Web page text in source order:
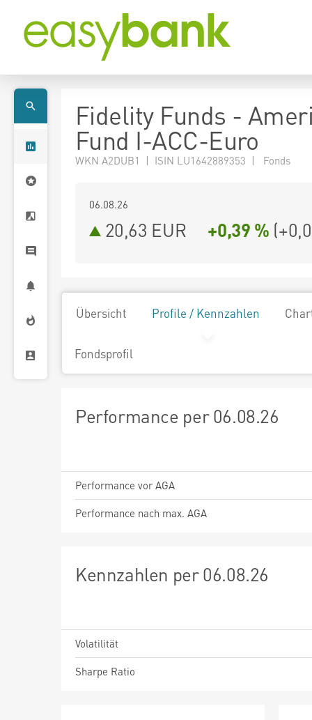
Fidelity Funds -
Fund I-ACC-Euro
WKN A2DUB1 | ISIN LU1642889353 | Fonds
06.08.26
20,63 EUR +0,39 % (
Übersicht Profile / Kennzahlen
Fondsprofil
Performance per 06.08.26
Performance vor AGA
Performance nach max. AGA
Kennzahlen per 06.08.26
Volatilität
Sharpe Ratio